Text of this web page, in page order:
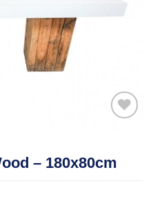
Toevoegen
aan
verlanglijst
– 180x80cm